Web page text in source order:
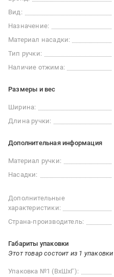
Вид:
Назначение:
Материал насадки:
Тип ручки:
Наличие отжима:
Размеры и вес
Ширина:
Длина ручки:
Дополнительная информация
Материал ручки:
Насадки:
Дополнительные
характеристики:
Страна-производитель:
Габариты упаковки
Этот товар состоит из 1 упаковки
Упаковка №1 (ВхШхГ):